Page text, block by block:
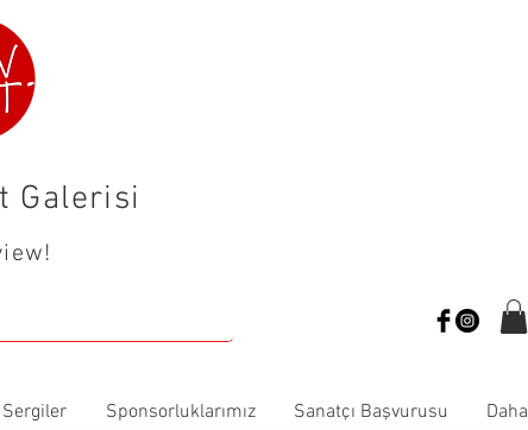
Galerisi
Sponsorluklarımız Sanatçı Başvurusu Daha